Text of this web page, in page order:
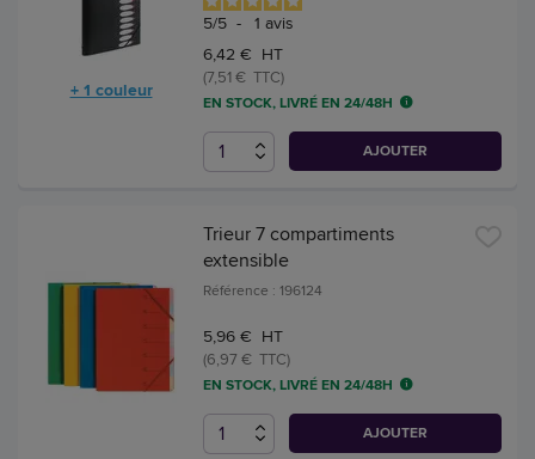
+ 1 couleur
5/5 - 1 avis
6,42 € HT
(7,51 € TTC)
EN STOCK, LIVRÉ EN 24/48H
AJOUTER
Trieur 7 compartiments
extensible
Référence : 196124
5,96 € HT
(6,97 € TTC)
EN STOCK, LIVRÉ EN 24/48H
AJOUTER